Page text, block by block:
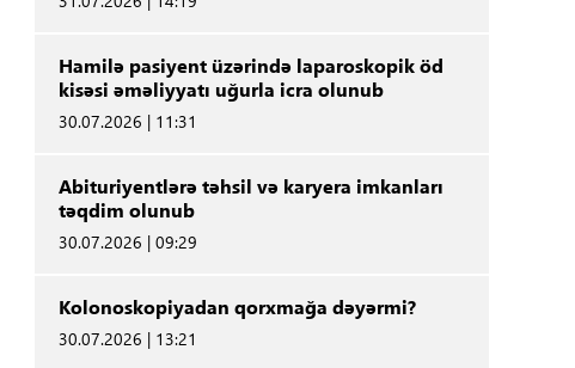
Hamilə pasiyent üzərində laparoskopik öd
kisəsi əməliyyatı uğurla icra olunub
30.07.2026 | 11:31
Abituriyentlərə təhsil və karyera imkanları
təqdim olunub
30.07.2026 | 09:29
Kolonoskopiyadan qorxmağa dəyərmi?
30.07.2026 | 13:21